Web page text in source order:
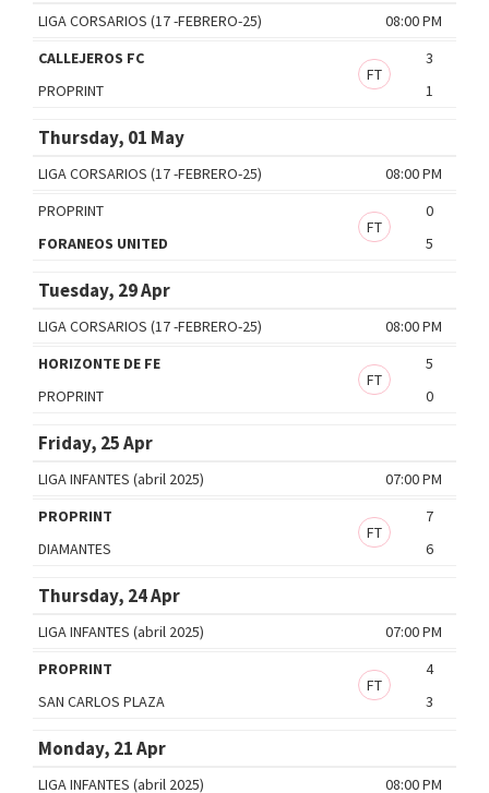
08:00 PM
LIGA CORSARIOS (17 -FEBRERO-25)
CALLEJEROS FC
3
FT
PROPRINT
1
Thursday, 01 May
08:00 PM
LIGA CORSARIOS (17 -FEBRERO-25)
PROPRINT
0
FT
FORANEOS UNITED
5
Tuesday, 29 Apr
08:00 PM
LIGA CORSARIOS (17 -FEBRERO-25)
HORIZONTE DE FE
5
FT
PROPRINT
0
Friday, 25 Apr
07:00 PM
LIGA INFANTES (abril 2025)
PROPRINT
7
FT
DIAMANTES
6
Thursday, 24 Apr
07:00 PM
LIGA INFANTES (abril 2025)
PROPRINT
4
FT
SAN CARLOS PLAZA
3
Monday, 21 Apr
08:00 PM
LIGA INFANTES (abril 2025)